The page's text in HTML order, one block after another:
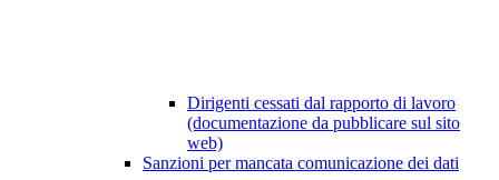
Dirigenti cessati dal rapporto di lavoro
(documentazione da pubblicare sul sito
web)
Sanzioni per mancata comunicazione dei dati